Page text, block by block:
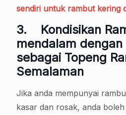
sendiri untuk rambut kering
3. Kondisikan
mendalam
sebagai Topeng
Semalaman
Jika anda mempunyai
kasar dan rosak, anda